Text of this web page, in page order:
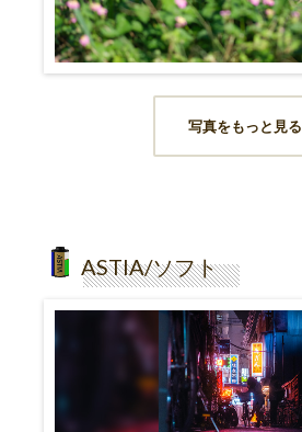
写真をもっと見る
ASTIA/ソフト